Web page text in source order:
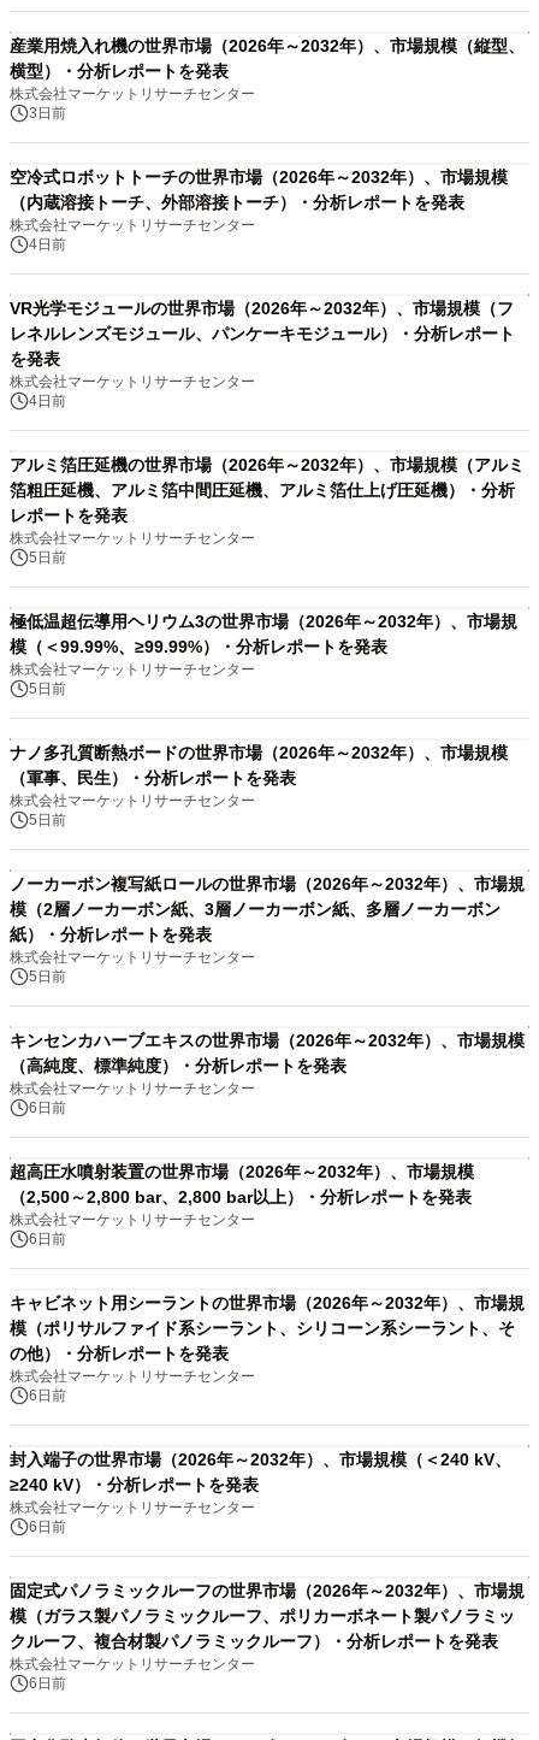
産業用焼入れ機の世界市場（2026年～2032年）、市場規模（縦型、
横型）・分析レポートを発表
株式会社マーケットリサーチセンター
3日前
空冷式ロボットトーチの世界市場（2026年～2032年）、市場規模
（内蔵溶接トーチ、外部溶接トーチ）・分析レポートを発表
株式会社マーケットリサーチセンター
4日前
VR光学モジュールの世界市場（2026年～2032年）、市場規模（フ
レネルレンズモジュール、パンケーキモジュール）・分析レポート
を発表
株式会社マーケットリサーチセンター
4日前
アルミ箔圧延機の世界市場（2026年～2032年）、市場規模（アルミ
箔粗圧延機、アルミ箔中間圧延機、アルミ箔仕上げ圧延機）・分析
レポートを発表
株式会社マーケットリサーチセンター
5日前
極低温超伝導用ヘリウム3の世界市場（2026年～2032年）、市場規
模（＜99.99%、≥99.99%）・分析レポートを発表
株式会社マーケットリサーチセンター
5日前
ナノ多孔質断熱ボードの世界市場（2026年～2032年）、市場規模
（軍事、民生）・分析レポートを発表
株式会社マーケットリサーチセンター
5日前
ノーカーボン複写紙ロールの世界市場（2026年～2032年）、市場規
模（2層ノーカーボン紙、3層ノーカーボン紙、多層ノーカーボン
紙）・分析レポートを発表
株式会社マーケットリサーチセンター
5日前
キンセンカハーブエキスの世界市場（2026年～2032年）、市場規模
（高純度、標準純度）・分析レポートを発表
株式会社マーケットリサーチセンター
6日前
超高圧水噴射装置の世界市場（2026年～2032年）、市場規模
（2,500～2,800 bar、2,800 bar以上）・分析レポートを発表
株式会社マーケットリサーチセンター
6日前
キャビネット用シーラントの世界市場（2026年～2032年）、市場規
模（ポリサルファイド系シーラント、シリコーン系シーラント、そ
の他）・分析レポートを発表
株式会社マーケットリサーチセンター
6日前
封入端子の世界市場（2026年～2032年）、市場規模（＜240 kV、
≥240 kV）・分析レポートを発表
株式会社マーケットリサーチセンター
6日前
固定式パノラミックルーフの世界市場（2026年～2032年）、市場規
模（ガラス製パノラミックルーフ、ポリカーボネート製パノラミッ
クルーフ、複合材製パノラミックルーフ）・分析レポートを発表
株式会社マーケットリサーチセンター
6日前